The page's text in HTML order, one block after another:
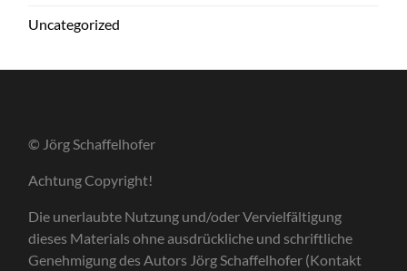
Uncategorized
© Jörg Schaffelhofer
Achtung Copyright!
Die unerlaubte Nutzung und/oder Vervielfältigung
dieses Materials ohne ausdrückliche und schriftliche
Genehmigung des Autors Jörg Schaffelhofer (Kontakt